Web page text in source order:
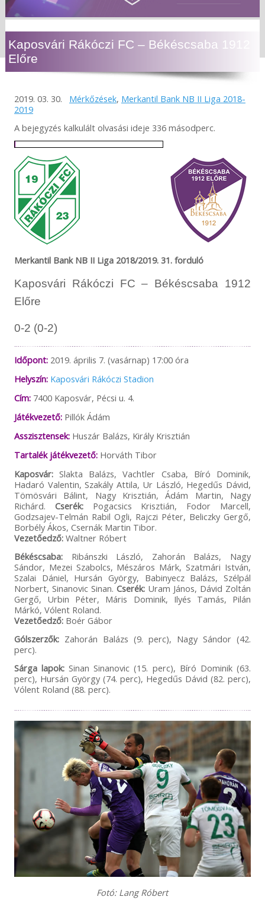
Kaposvári Rákóczi FC – Békéscsaba 1912
Előre
2019. 03. 30. Mérkőzések, Merkantil Bank NB II Liga 2018-
2019
A bejegyzés kalkulált olvasási ideje 336 másodperc.
Merkantil Bank NB II Liga 2018/2019. 31. forduló
Kaposvári Rákóczi FC – Békéscsaba 1912
Előre
0-2 (0-2)
Időpont:2019. április 7. (vasárnap) 17:00 óra
Helyszín: Kaposvári Rákóczi Stadion
Cím:7400 Kaposvár, Pécsi u. 4.
Játékvezető:Pillók Ádám
Asszisztensek:Huszár Balázs, Király Krisztián
Tartalék játékvezető: Horváth Tibor
Kaposvár:Slakta Balázs, Vachtler Csaba, Bíró Dominik,
Hadaró Valentin, Szakály Attila, Ur László, Hegedűs Dávid,
Tömösvári Bálint, Nagy Krisztián, Ádám Martin, Nagy
Richárd. Cserék:Pogacsics Krisztián, Fodor Marcell,
Godzsajev-Telmán Rabil Ogli, Rajczi Péter, Beliczky Gergő,
Borbély Ákos, Csernák Martin Tibor.
Vezetőedző:Waltner Róbert
Békéscsaba:Ribánszki László, Zahorán Balázs, Nagy
Sándor, Mezei Szabolcs, Mészáros Márk, Szatmári István,
Szalai Dániel, Hursán György, Babinyecz Balázs, Szélpál
Norbert, Sinanovic Sinan. Cserék: Uram János, Dávid Zoltán
Gergő, Urbin Péter, Máris Dominik, Ilyés Tamás, Pilán
Márkó, Vólent Roland.
Vezetőedző:Boér Gábor
Gólszerzők:Zahorán Balázs (9. perc), Nagy Sándor (42.
perc).
Sárga lapok: Sinan Sinanovic (15. perc), Bíró Dominik (63.
perc), Hursán György (74. perc), Hegedűs Dávid (82. perc),
Vólent Roland (88. perc).
Fotó: Lang Róbert